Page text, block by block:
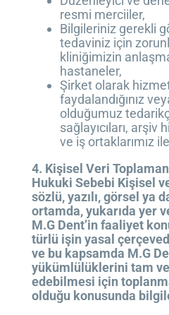
resmi merciiler,
Bilgileriniz gerekli
tedaviniz için
kliniğimizin
hastaneler,
Şirket olarak
faydalandığınız
olduğumuz
sağlayıcıları, arşiv
ve iş ortaklarımız
4. Kişisel Veri
Hukuki Sebebi Kişisel
sözlü, yazılı, görsel ya
ortamda, yukarıda yer
M.G Dent’in faaliyet
türlü işin yasal
ve bu kapsamda M.G
yükümlülüklerini tam
edebilmesi için
olduğu konusunda